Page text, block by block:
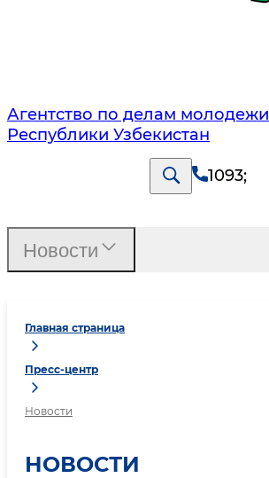
Агентство по делам молодежи
Республики Узбекистан
1093;
Главная страница
Пресс-центр
Новости
НОВОСТИ
Новости